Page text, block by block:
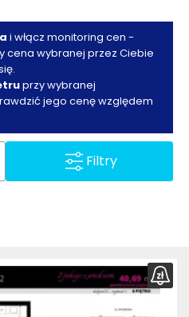
i włącz monitoring cen -
cena wybranej przez Ciebie
przy wybranej
jego cenę względem
Filtry